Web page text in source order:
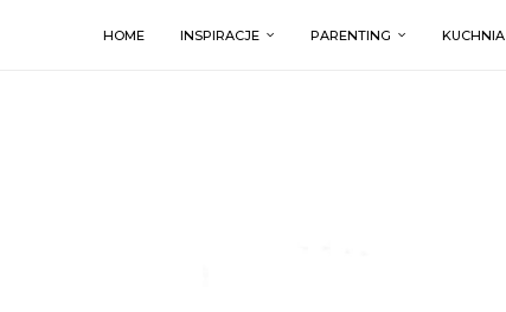
HOME INSPIRACJE PARENTING KUCHNIA